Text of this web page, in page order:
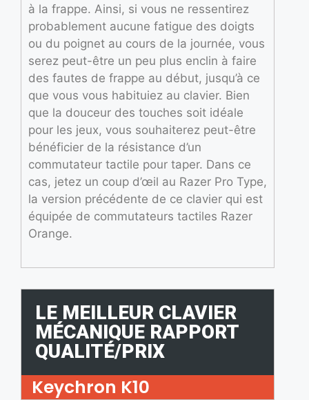
à la frappe. Ainsi, si vous ne ressentirez
probablement aucune fatigue des doigts
ou du poignet au cours de la journée, vous
serez peut-être un peu plus enclin à faire
des fautes de frappe au début, jusqu’à ce
que vous vous habituiez au clavier. Bien
que la douceur des touches soit idéale
pour les jeux, vous souhaiterez peut-être
bénéficier de la résistance d’un
commutateur tactile pour taper. Dans ce
cas, jetez un coup d’œil au Razer Pro Type,
la version précédente de ce clavier qui est
équipée de commutateurs tactiles Razer
Orange.
LE MEILLEUR CLAVIER
MÉCANIQUE RAPPORT
QUALITÉ/PRIX
Keychron K10